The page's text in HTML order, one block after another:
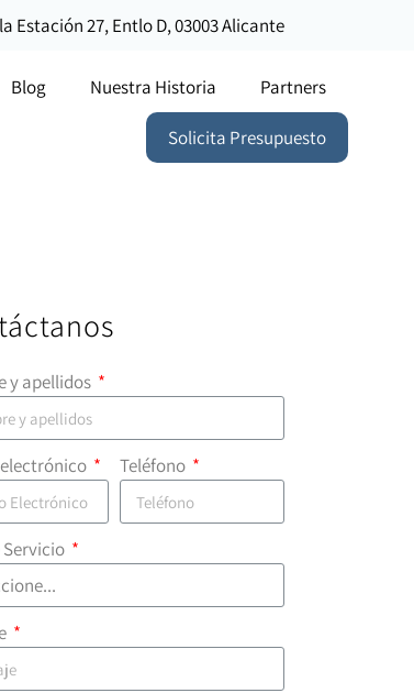
Estación 27, Entlo D, 03003 Alicante
Blog Nuestra Historia Partners
Solicita Presupuesto
y apellidos
Teléfono